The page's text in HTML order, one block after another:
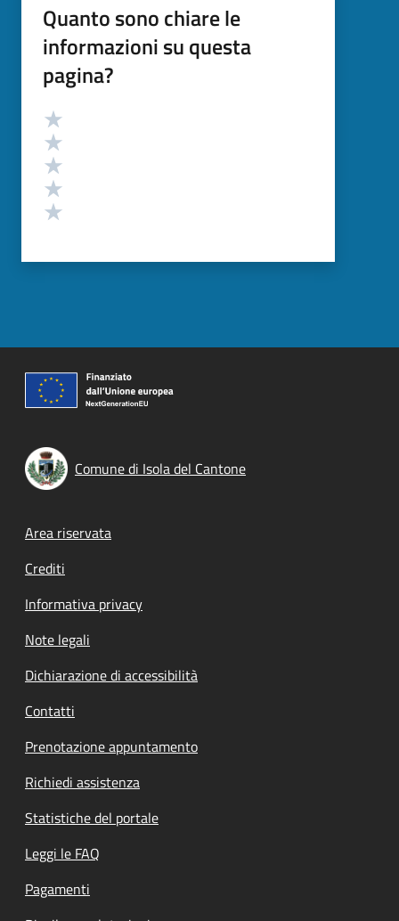
Quanto sono chiare le
informazioni su questa
pagina?
Valutazione
Comune di Isola del Cantone
Footer menu
Area riservata
Crediti
Informativa privacy
Note legali
Dichiarazione di accessibilità
Contatti
Prenotazione appuntamento
Richiedi assistenza
Statistiche del portale
Leggi le FAQ
Pagamenti